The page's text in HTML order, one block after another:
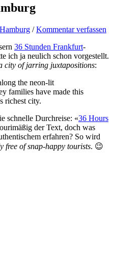
Hamburg /Kommentar verfassen
36 Stunden Frankfurt-
ich ja neulich schon vorgestellt.
city of jarring juxtapositions:
the neon-lit
families have made this
richest city.
schnelle Durchreise: «36 Hours
der Text, doch was
erfahren? So wird
free of snap-happy tourists. 😉